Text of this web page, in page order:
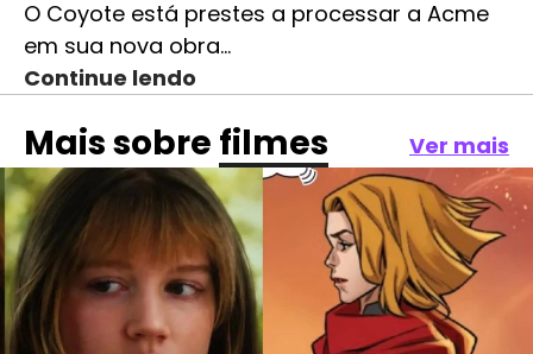
O Coyote está prestes a processar a Acme
em sua nova obra…
Continue lendo
Mais sobre filmes Ver mais